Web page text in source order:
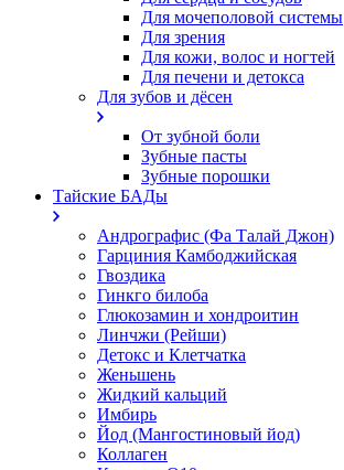
Для мочеполовой системы
Для зрения
Для кожи, волос и ногтей
Для печени и детокса
Для зубов и дёсен
От зубной боли
Зубные пасты
Зубные порошки
Тайские БАДы
Андрографис (Фа Талай Джон)
Гарциния Камбоджийская
Гвоздика
Гинкго билоба
Глюкозамин и хондроитин
Линчжи (Рейши)
Детокс и Клетчатка
Женьшень
Жидкий кальций
Имбирь
Йод (Мангостиновый йод)
Коллаген